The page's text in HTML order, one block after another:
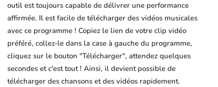
outil est toujours capable de délivrer une performance
affirmée. Il est facile de télécharger des vidéos musicales
avec ce programme ! Copiez le lien de votre clip vidéo
préféré, collez-le dans la case à gauche du programme,
cliquez sur le bouton "Télécharger", attendez quelques
secondes et c'est tout ! Ainsi, il devient possible de
télécharger des chansons et des vidéos rapidement.